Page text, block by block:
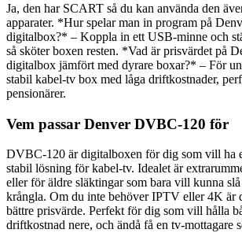
Ja, den har SCART så du kan använda den
apparater. *Hur spelar man in program på
digitalbox?* – Koppla in ett USB-minne och
så sköter boxen resten. *Vad är prisvärdet på
digitalbox jämfört med dyrare boxar?* – För
stabil kabel-tv box med låga driftkostnader,
pensionärer.
Vem passar Denver DVBC-120 för
DVBC-120 är digitalboxen för dig som vill ha
stabil lösning för kabel-tv. Idealet är
eller för äldre släktingar som bara vill kunna
krångla. Om du inte behöver IPTV eller 4K är
bättre prisvärde. Perfekt för dig som vill hålla
driftkostnad nere, och ändå få en tv-mottagare